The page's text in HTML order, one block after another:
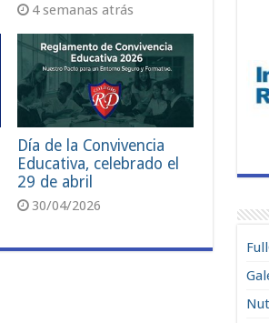
4 semanas atrás
Día de la Convivencia
Educativa, celebrado el
29 de abril
30/04/2026